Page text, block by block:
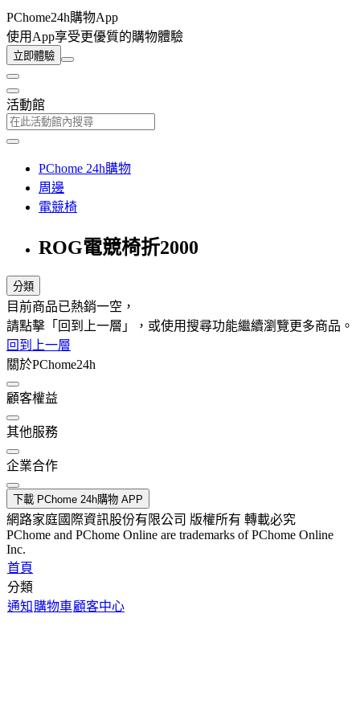
PChome24h購物App
使用App享受更優質的購物體驗
立即體驗
活動館
PChome 24h購物
周邊
電競椅
ROG電競椅折2000
分類
目前商品已熱銷一空，
請點擊「回到上一層」，或使用搜尋功能繼續瀏覽更多商品。
回到上一層
關於PChome24h
顧客權益
其他服務
企業合作
下載 PChome 24h購物 APP
網路家庭國際資訊股份有限公司 版權所有 轉載必究
PChome and PChome Online are trademarks of PChome Online
Inc.
首頁
分類
通知 購物車顧客中心